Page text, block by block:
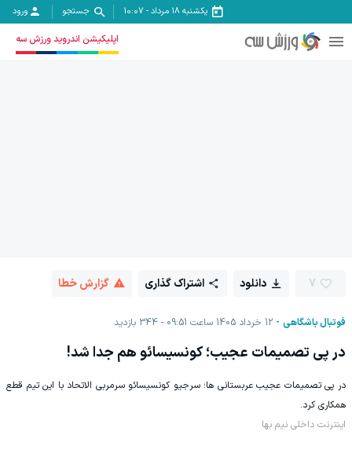
یکشنبه ۱۸ مرداد -
10:07 جستجو ورود
اپلیکیشن اندروید ورزش سه
فوتبال باشگاهی 12 خرداد 1405 ساعت 09:51 344 بازدید
7 دانلود اشتراک گذاری گزارش خطا
در پی تصمیمات عجیب؛ کونسیسائو هم جدا شد!
در پی تصمیمات عجیب عربستانی ها؛ سرجیو کونسیسائو سرمربی الاتحاد با این تیم قطع
همکاری کرد.
اینترنت داخلی نیم بها